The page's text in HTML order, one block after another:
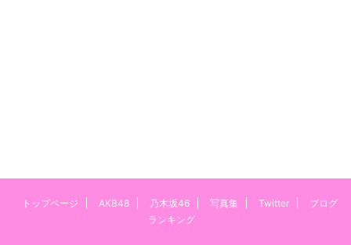
トップページ AKB48 乃木坂46 写真集 Twitter
ブログ
ランキング